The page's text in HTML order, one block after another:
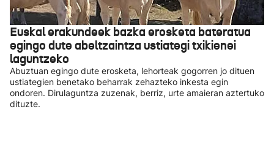
Euskal erakundeek bazka erosketa bateratua
egingo dute abeltzaintza ustiategi txikienei
laguntzeko
Abuztuan egingo dute erosketa, lehorteak gogorren jo dituen
ustiategien benetako beharrak zehazteko inkesta egin
ondoren. Dirulaguntza zuzenak, berriz, urte amaieran aztertuko
dituzte.